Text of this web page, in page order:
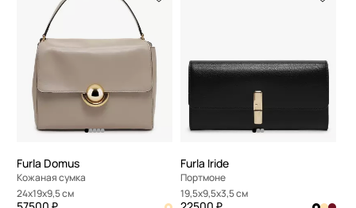
Furla Domus
Кожаная сумка
24x19x9,5 см
Furla Iride
Портмоне
19,5x9,5x3,5 см